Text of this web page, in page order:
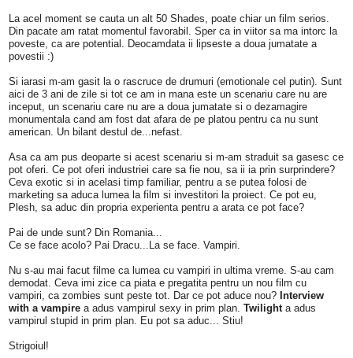
La acel moment se cauta un alt 50 Shades, poate chiar un film serios.
Din pacate am ratat momentul favorabil. Sper ca in viitor sa ma intorc la
poveste, ca are potential. Deocamdata ii lipseste a doua jumatate a
povestii :)
Si iarasi m-am gasit la o rascruce de drumuri (emotionale cel putin). Sunt
aici de 3 ani de zile si tot ce am in mana este un scenariu care nu are
inceput, un scenariu care nu are a doua jumatate si o dezamagire
monumentala cand am fost dat afara de pe platou pentru ca nu sunt
american. Un bilant destul de...nefast.
Asa ca am pus deoparte si acest scenariu si m-am straduit sa gasesc ce
pot oferi. Ce pot oferi industriei care sa fie nou, sa ii ia prin surprindere?
Ceva exotic si in acelasi timp familiar, pentru a se putea folosi de
marketing sa aduca lumea la film si investitori la proiect. Ce pot eu,
Plesh, sa aduc din propria experienta pentru a arata ce pot face?
Pai de unde sunt? Din Romania...
Ce se face acolo? Pai Dracu...La se face. Vampiri.
Nu s-au mai facut filme ca lumea cu vampiri in ultima vreme. S-au cam
demodat. Ceva imi zice ca piata e pregatita pentru un nou film cu
vampiri, ca zombies sunt peste tot. Dar ce pot aduce nou? Interview
with a vampire a adus vampirul sexy in prim plan. Twilight a adus
vampirul stupid in prim plan. Eu pot sa aduc... Stiu!
Strigoiul!